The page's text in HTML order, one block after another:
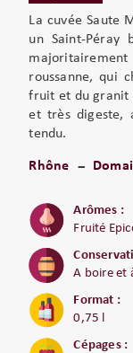
La cuvée Saute
un Saint-Péray
roussanne, qui
fruit et du granit
et très digeste,
tendu.
Rhône
Arômes :
Fruité
A boire et
Format :
0,75 l
Cépages :